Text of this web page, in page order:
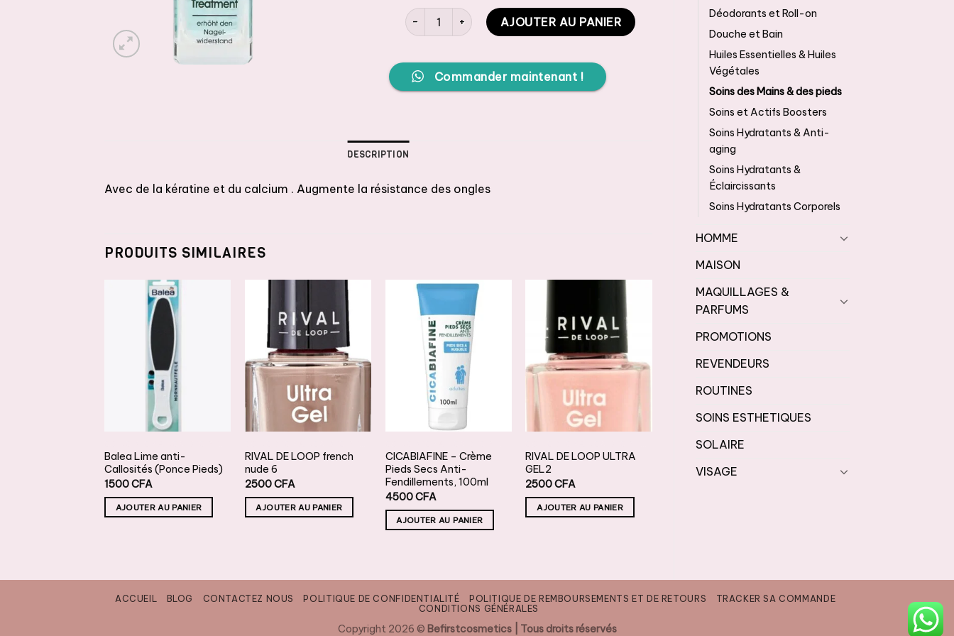
Déodorants et Roll-on
Douche et Bain
Huiles Essentielles & Huiles
Végétales
Soins des Mains & des pieds
Soins et Actifs Boosters
Soins Hydratants & Anti-
aging
Soins Hydratants &
Éclaircissants
Soins Hydratants Corporels
HOMME
MAISON
MAQUILLAGES &
PARFUMS
PROMOTIONS
REVENDEURS
ROUTINES
SOINS ESTHETIQUES
SOLAIRE
VISAGE
quantité de RIVAL DE LOOP Calcium Nail Treatment 11.0 ml
AJOUTER AU PANIER
Commander maintenant !
DESCRIPTION
Avec de la kératine et du calcium . Augmente la résistance des ongles
PRODUITS SIMILAIRES
AJOUTER
LISTE DE
SOUHAITS
Balea Lime anti-
Callosités (Ponce Pieds)
1500CFA
AJOUTER AU PANIER
AJOUTER
À LA
LISTE DE
SOUHAITS
RIVAL DE LOOP french
nude 6
2500CFA
AJOUTER AU PANIER
AJOUTER
À LA
LISTE DE
SOUHAITS
CICABIAFINE – Crème
Pieds Secs Anti-
Fendillements, 100ml
4500CFA
AJOUTER AU PANIER
AJOUTER
À LA
LISTE DE
RIVAL DE LOOP ULTRA
GEL2
2500CFA
AJOUTER AU PANIER
ACCUEIL BLOG CONTACTEZ NOUS POLITIQUE DE CONFIDENTIALITÉ POLITIQUE DE REMBOURSEMENTS ET DE RETOURS
TRACKER SA COMMANDE
CONDITIONS GÉNÉRALES
Copyright 2026 © Befirstcosmetics | Tous droits réservés